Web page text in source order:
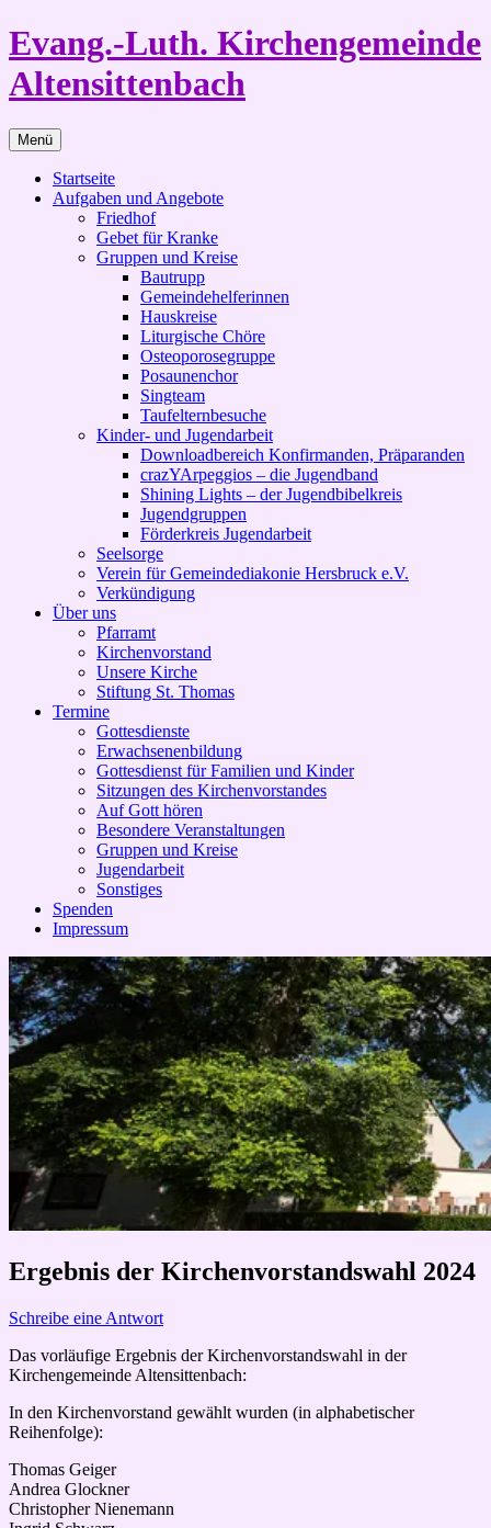
Zum
Inhalt
springen
Evang.-Luth. Kirchengemeinde
Altensittenbach
Menü
Startseite
Aufgaben und Angebote
Friedhof
Gebet für Kranke
Gruppen und Kreise
Bautrupp
Gemeindehelferinnen
Hauskreise
Liturgische Chöre
Osteoporosegruppe
Posaunenchor
Singteam
Taufelternbesuche
Kinder- und Jugendarbeit
Downloadbereich Konfirmanden, Präparanden
crazYArpeggios – die Jugendband
Shining Lights – der Jugendbibelkreis
Jugendgruppen
Förderkreis Jugendarbeit
Seelsorge
Verein für Gemeindediakonie Hersbruck e.V.
Verkündigung
Über uns
Pfarramt
Kirchenvorstand
Unsere Kirche
Stiftung St. Thomas
Termine
Gottesdienste
Erwachsenenbildung
Gottesdienst für Familien und Kinder
Sitzungen des Kirchenvorstandes
Auf Gott hören
Besondere Veranstaltungen
Gruppen und Kreise
Jugendarbeit
Sonstiges
Spenden
Impressum
Ergebnis der Kirchenvorstandswahl 2024
Schreibe eine Antwort
Das vorläufige Ergebnis der Kirchenvorstandswahl in der
Kirchengemeinde Altensittenbach:
In den Kirchenvorstand gewählt wurden (in alphabetischer
Reihenfolge):
Thomas Geiger
Andrea Glockner
Christopher Nienemann